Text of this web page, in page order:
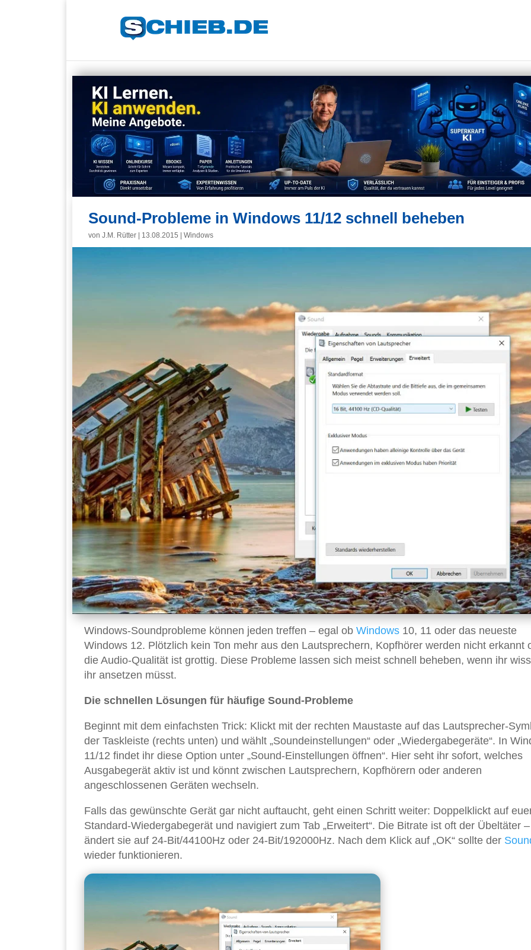
Sound-Probleme in Windows 11/12 schnell beheben
von J.M. Rütter 13.08.2015 Windows
Windows-Soundprobleme können jeden treffen – egal ob Windows 10, 11 oder das neueste
Windows 12. Plötzlich kein Ton mehr aus den Lautsprechern, Kopfhörer werden nicht erkannt
die Audio-Qualität ist grottig. Diese Probleme lassen sich meist schnell beheben, wenn ihr
ihr ansetzen müsst.
Die schnellen Lösungen für häufige Sound-Probleme
Beginnt mit dem einfachsten Trick: Klickt mit der rechten Maustaste auf das Lautsprecher-
der Taskleiste (rechts unten) und wählt „Soundeinstellungen“ oder „Wiedergabegeräte“. In
11/12 findet ihr diese Option unter „Sound-Einstellungen öffnen“. Hier seht ihr sofort, welches
Ausgabegerät aktiv ist und könnt zwischen Lautsprechern, Kopfhörern oder anderen
angeschlossenen Geräten wechseln.
Falls das gewünschte Gerät gar nicht auftaucht, geht einen Schritt weiter: Doppelklickt auf
Standard-Wiedergabegerät und navigiert zum Tab „Erweitert“. Die Bitrate ist oft der Übeltäter –
ändert sie auf 24-Bit/44100Hz oder 24-Bit/192000Hz. Nach dem Klick auf „OK“ sollte der
wieder funktionieren.